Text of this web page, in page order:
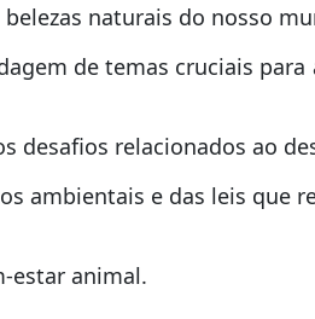
naturais do nosso
de temas cruciais para
desafios relacionados ao
ambientais e das leis que
estar animal.